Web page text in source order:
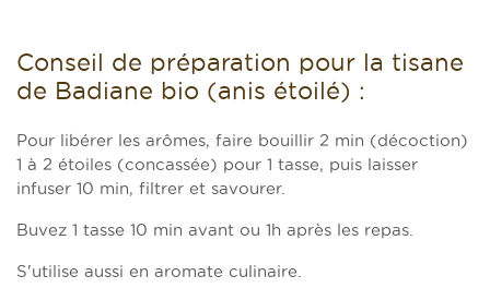
Conseil de préparation pour la tisane
de Badiane bio (anis étoilé) :
Pour libérer les arômes, faire bouillir 2 min (décoction)
1 à 2 étoiles (concassée) pour 1 tasse, puis laisser
infuser 10 min, filtrer et savourer.
Buvez 1 tasse 10 min avant ou 1h après les repas.
S'utilise aussi en aromate culinaire.